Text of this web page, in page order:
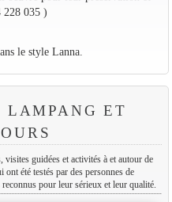
228 035 )
le style Lanna.
LAMPANG ET
guidées et activités à et autour de
été testés par des personnes de
pour leur sérieux et leur qualité.